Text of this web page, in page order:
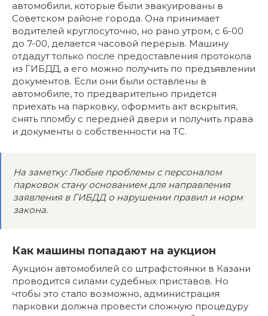
автомобили, которые были эвакуированы в
Советском районе города. Она принимает
водителей круглосуточно, но рано утром, с 6-00
до 7-00, делается часовой перерыв. Машину
отдадут только после предоставления протокола
из ГИБДД, а его можно получить по предъявлении
документов. Если они были оставлены в
автомобиле, то предварительно придется
приехать на парковку, оформить акт вскрытия,
снять пломбу с передней двери и получить права
и документы о собственности на ТС.
На заметку: Любые проблемы с персоналом
парковок стану основанием для направления
заявления в ГИБДД о нарушении правил и норм
закона.
Как машины попадают на аукцион
Аукцион автомобилей со штрафстоянки в Казани
проводится силами судебных приставов. Но
чтобы это стало возможно, администрация
парковки должна провести сложную процедуру